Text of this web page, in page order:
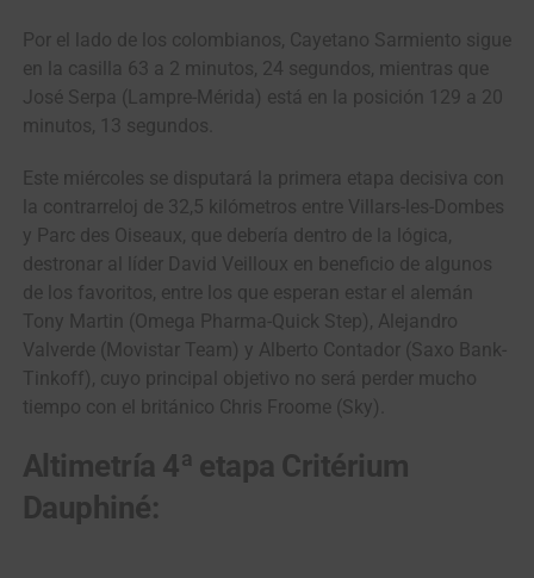
Por el lado de los colombianos, Cayetano Sarmiento sigue
en la casilla 63 a 2 minutos, 24 segundos, mientras que
José Serpa (Lampre-Mérida) está en la posición 129 a 20
minutos, 13 segundos.
Este miércoles se disputará la primera etapa decisiva con
la contrarreloj de 32,5 kilómetros entre Villars-les-Dombes
y Parc des Oiseaux, que debería dentro de la lógica,
destronar al líder David Veilloux en beneficio de algunos
de los favoritos, entre los que esperan estar el alemán
Tony Martin (Omega Pharma-Quick Step), Alejandro
Valverde (Movistar Team) y Alberto Contador (Saxo Bank-
Tinkoff), cuyo principal objetivo no será perder mucho
tiempo con el británico Chris Froome (Sky).
Altimetría 4ª etapa Critérium
Dauphiné: